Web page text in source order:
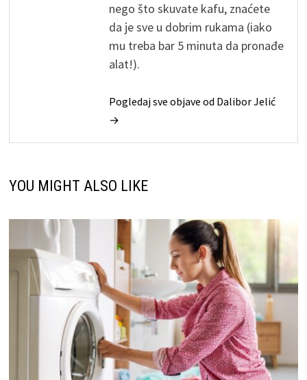
nego što skuvate kafu, znaćete
da je sve u dobrim rukama (iako
mu treba bar 5 minuta da pronađe
alat!).
Pogledaj sve objave od Dalibor Jelić
→
YOU MIGHT ALSO LIKE